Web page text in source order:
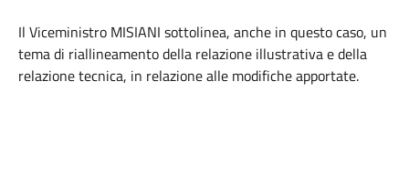
Il Viceministro MISIANI sottolinea, anche in questo caso, un
tema di riallineamento della relazione illustrativa e della
relazione tecnica, in relazione alle modifiche apportate.